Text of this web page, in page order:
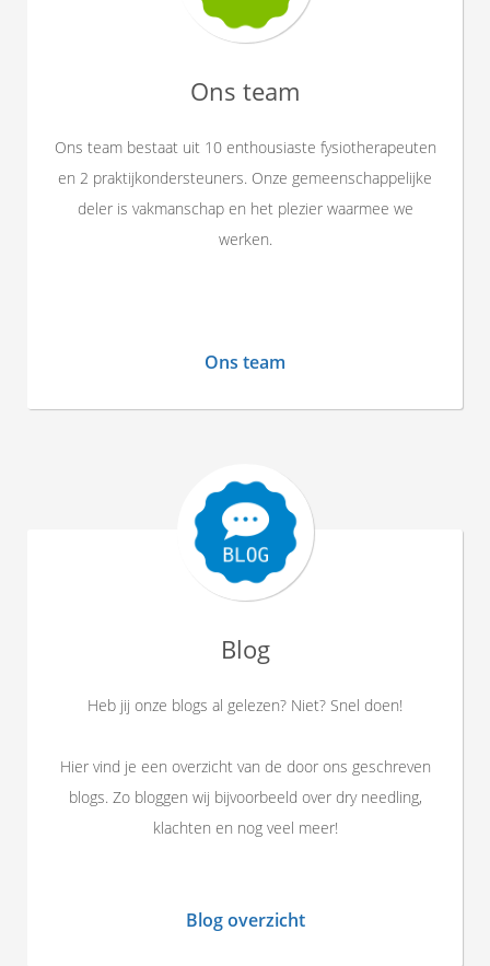
Ons team
Ons team bestaat uit 10 enthousiaste fysiotherapeuten
en 2 praktijkondersteuners. Onze gemeenschappelijke
deler is vakmanschap en het plezier waarmee we
werken.
Ons team
Blog
Heb jij onze blogs al gelezen? Niet? Snel doen!
Hier vind je een overzicht van de door ons geschreven
blogs. Zo bloggen wij bijvoorbeeld over dry needling,
klachten en nog veel meer!
Blog overzicht